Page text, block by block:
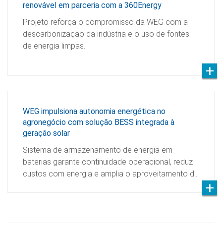
renovável em parceria com a 360Energy
Projeto reforça o compromisso da WEG com a
descarbonização da indústria e o uso de fontes
de energia limpas.
WEG impulsiona autonomia energética no
agronegócio com solução BESS integrada à
geração solar
Sistema de armazenamento de energia em
baterias garante continuidade operacional, reduz
custos com energia e amplia o aproveitamento d…